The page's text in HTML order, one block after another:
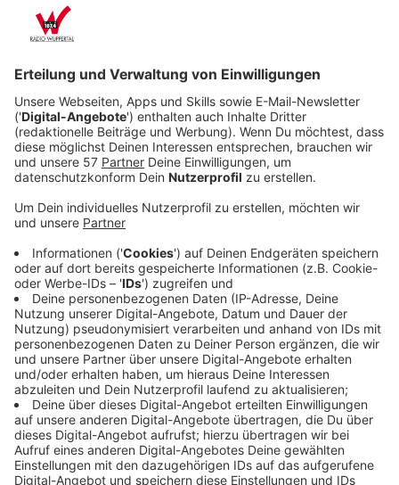
stoßen: Zwei Täter, viele Opfer – und keine heiße
Spur.
Veröffentlicht:Donnerstag, 26.06.2025 20:21
Anzeige
Um dem Druck der Öffentlichkeit und seiner
Vorgesetzten standzuhalten, bekommt Dave
Verstärkung: Detective Michelle Calderone (Jurnee
Smollett), neu im Branddezernat, bringt frische
Perspektiven – und stellt unbequeme Fragen.
Gemeinsam stoßen die beiden auf Hinweise, die weit
über einfache Brandstiftung hinausgehen. Der Täter ist
intelligent, strategisch – und möglicherweise näher, als
ihnen lieb ist.
Streaming-Dienst: Apple TV+
Anzeige